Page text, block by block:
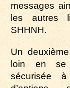
messages
les autres
SHHNH.
Un
loin en se
sécurisée